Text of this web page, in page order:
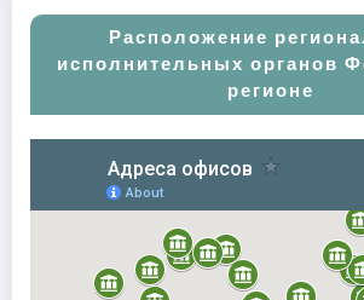
Расположение
исполнительных органов
регионе